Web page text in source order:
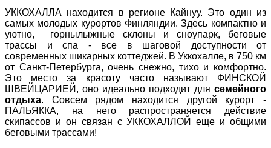
УККОХАЛЛА находится в регионе Кайнуу. Это один из
самых молодых курортов Финляндии. Здесь компактно и
уютно, горнылыжные склоны и сноупарк, беговые
трассы и спа - все в шаговой доступности от
современных шикарных коттеджей. В Уккохалле, в 750 км
от Санкт-Петербурга, очень снежно, тихо и комфортно.
Это место за красоту часто называют ФИНСКОЙ
ШВЕЙЦАРИЕЙ, оно идеально подходит для семейного
отдыха. Совсем рядом находится другой курорт -
ПАЛЬЯККА, на него распространяется действие
скипассов и он связан с УККОХАЛЛОЙ еще и общими
беговыми трассами!